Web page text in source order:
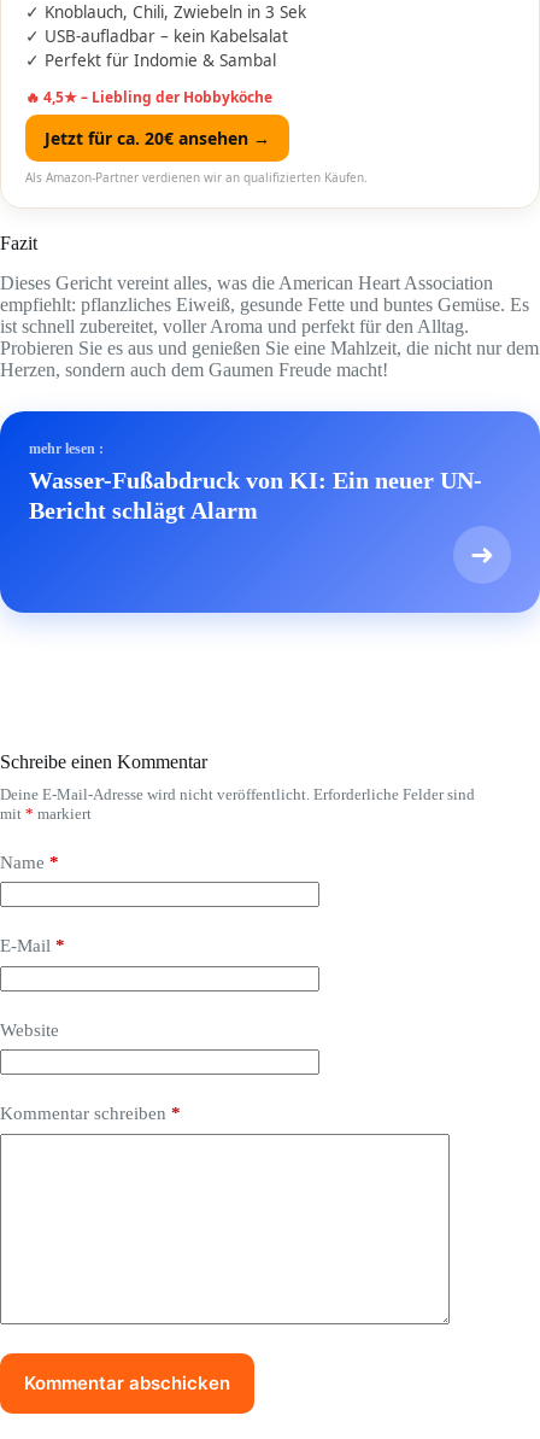
✓ Knoblauch, Chili, Zwiebeln in 3 Sek
✓ USB-aufladbar – kein Kabelsalat
✓ Perfekt für Indomie & Sambal
🔥 4,5★ – Liebling der Hobbyköche
Jetzt für ca. 20€ ansehen →
Als Amazon-Partner verdienen wir an qualifizierten Käufen.
Fazit
Dieses Gericht vereint alles, was die American Heart Association
empfiehlt: pflanzliches Eiweiß, gesunde Fette und buntes Gemüse. Es
ist schnell zubereitet, voller Aroma und perfekt für den Alltag.
Probieren Sie es aus und genießen Sie eine Mahlzeit, die nicht nur dem
Herzen, sondern auch dem Gaumen Freude macht!
mehr lesen :
Wasser-Fußabdruck von KI: Ein neuer UN-
Bericht schlägt Alarm
➜
Schreibe einen Kommentar
Deine E-Mail-Adresse wird nicht veröffentlicht. Erforderliche Felder sind
mit * markiert
Name *
E-Mail *
Website
Kommentar schreiben *
Kommentar abschicken